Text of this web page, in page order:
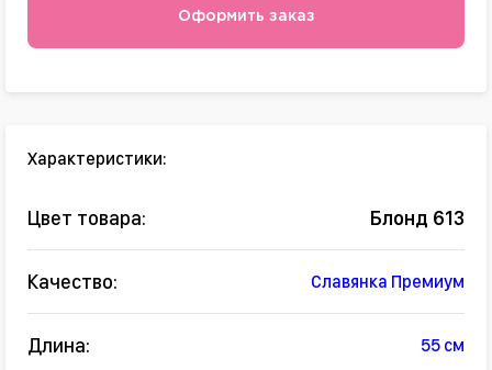
Оформить заказ
Характеристики:
Цвет товара: Блонд 613
Качество: Славянка Премиум
Длина: 55 см